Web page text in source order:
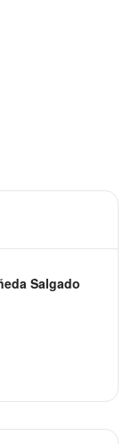
Salgado